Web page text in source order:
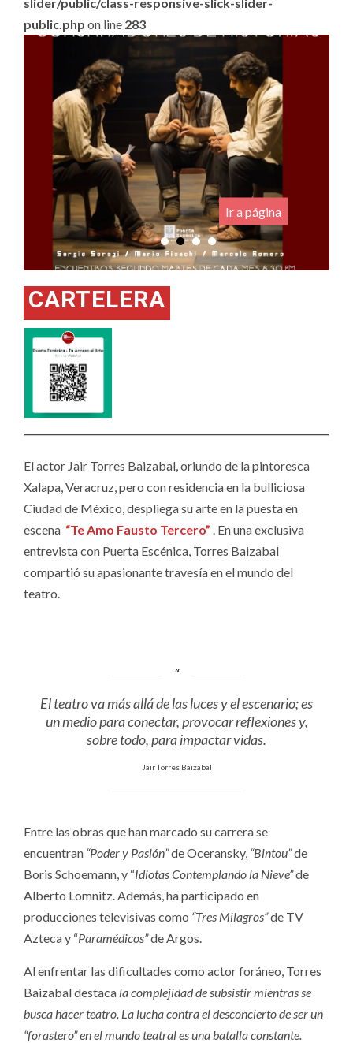
public.php on line 283
Ir a página
CARTELERA
El actor Jair Torres Baizabal, oriundo de la pintoresca
Xalapa, Veracruz, pero con residencia en la bulliciosa
Ciudad de México, despliega su arte en la puesta en
escena “Te Amo Fausto Tercero” . En una exclusiva
entrevista con Puerta Escénica, Torres Baizabal
compartió su apasionante travesía en el mundo del
teatro.
El teatro va más allá de las luces y el escenario; es
un medio para conectar, provocar reflexiones y,
sobre todo, para impactar vidas.
Jair Torres Baizabal
Entre las obras que han marcado su carrera se
encuentran “Poder y Pasión”de Oceransky, “Bintou”de
Boris Schoemann, y “Idiotas Contemplando la Nieve”de
Alberto Lomnitz. Además, ha participado en
producciones televisivas como “Tres Milagros”de TV
Azteca y “Paramédicos”de Argos.
Al enfrentar las dificultades como actor foráneo, Torres
Baizabal destaca la complejidad de subsistir mientras se
busca hacer teatro. La lucha contra el desconcierto de ser un
“forastero” en el mundo teatral es una batalla constante.